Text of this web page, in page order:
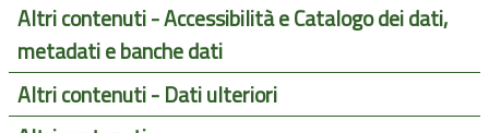
Altri contenuti - Accessibilità e Catalogo dei dati,
metadati e banche dati
Altri contenuti - Dati ulteriori